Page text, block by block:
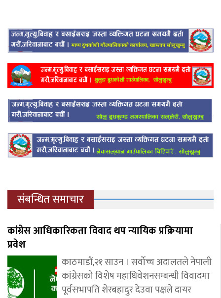
संबन्धित समाचार
कांग्रेस आधिकारिकता विवाद थप न्यायिक प्रक्रियामा
प्रवेश
काठमाडौं,२१ साउन । सर्वोच्च अदालतले नेपाली
कांग्रेसको विशेष महाधिवेशनसम्बन्धी विवादमा
पूर्वसभापति शेरबहादुर देउवा पक्षले दायर